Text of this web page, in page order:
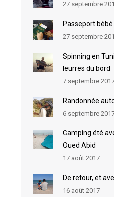
27 septembre
Passeport bébé
27 septembre
Spinning en
leurres du bord
7 septembre 2017
Randonnée
6 septembre 2017
Camping été
Oued Abid
17 août 2017
De retour, et
16 août 2017